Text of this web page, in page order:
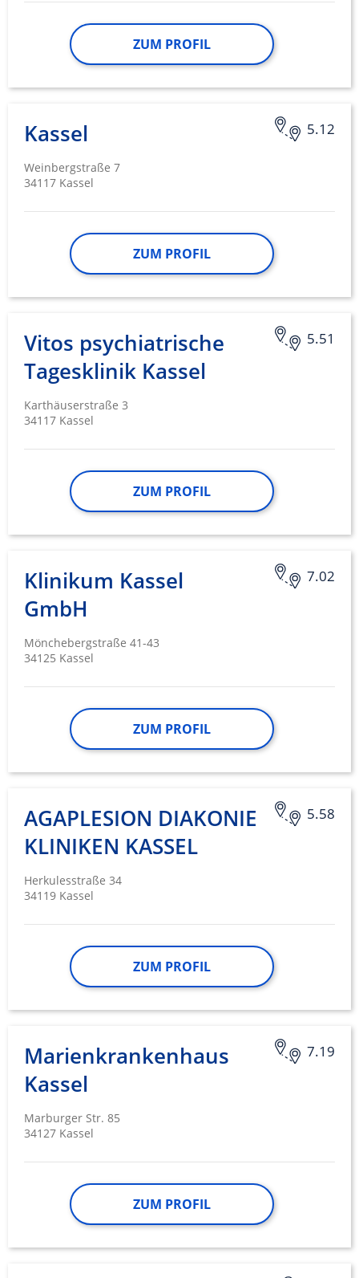
ZUM PROFIL
5.12
Kassel
Weinbergstraße 7
34117 Kassel
ZUM PROFIL
5.51
Vitos psychiatrische
Tagesklinik Kassel
Karthäuserstraße 3
34117 Kassel
ZUM PROFIL
7.02
Klinikum Kassel
GmbH
Mönchebergstraße 41-43
34125 Kassel
ZUM PROFIL
5.58
AGAPLESION DIAKONIE
KLINIKEN KASSEL
Herkulesstraße 34
34119 Kassel
ZUM PROFIL
7.19
Marienkrankenhaus
Kassel
Marburger Str. 85
34127 Kassel
ZUM PROFIL